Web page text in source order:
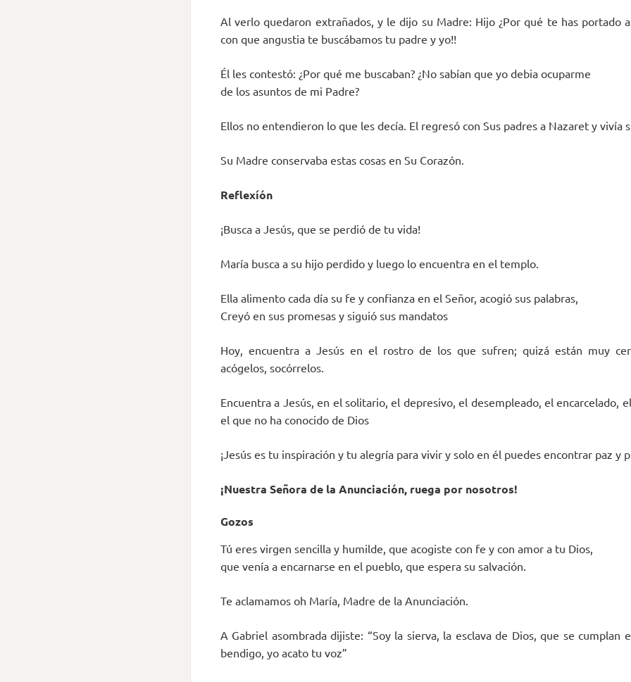
Al verlo quedaron extrañados, y le dijo su Madre: Hijo ¿Por qué te has portado
con que angustia te buscábamos tu padre y yo!!
Él les contestó: ¿Por qué me buscaban? ¿No sabían que yo debia ocuparme
de los asuntos de mi Padre?
Ellos no entendieron lo que les decía. El regresó con Sus padres a Nazaret y vivía
Su Madre conservaba estas cosas en Su Corazón.
Reflexíón
¡Busca a Jesús, que se perdió de tu vida!
María busca a su hijo perdido y luego lo encuentra en el templo.
Ella alimento cada día su fe y confianza en el Señor, acogió sus palabras,
Creyó en sus promesas y siguió sus mandatos
Hoy, encuentra a Jesús en el rostro de los que sufren; quizá están muy
acógelos, socórrelos.
Encuentra a Jesús, en el solitario, el depresivo, el desempleado, el encarcelado,
el que no ha conocido de Dios
¡Jesús es tu inspiración y tu alegría para vivir y solo en él puedes encontrar paz y
¡Nuestra Señora de la Anunciación, ruega por nosotros!
Gozos
Tú eres virgen sencilla y humilde, que acogiste con fe y con amor a tu Dios,
que venía a encarnarse en el pueblo, que espera su salvación.
Te aclamamos oh María, Madre de la Anunciación.
A Gabriel asombrada dijiste: “Soy la sierva, la esclava de Dios, que se cumplan
bendigo, yo acato tu voz”